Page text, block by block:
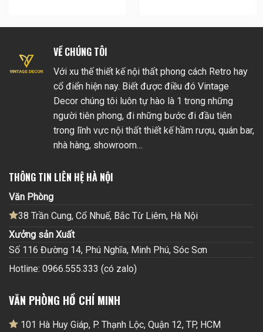
VỀ CHÚNG TÔI
Với xu thế thiết kế nội thất phong cách Retro hay
cổ điển hiện nay. Biết được điều đó Vintage
Decor chúng tôi luôn tự hào là 1 trong những
người tiên phong, đi những bước đi đầu tiên
trong lĩnh vực nội thất thiết kế hầm rượu, quán bar,
nhà hàng, showroom…
THÔNG TIN LIÊN HỆ HÀ NỘI
Văn Phòng
38 Trần Cung, Cổ Nhuế, Bắc Từ Liêm, Hà Nội
Xưởng sản Xuất
Số 116 Đường 14, Phú Nghĩa, Minh Phú, Sóc Sơn
Hotline: 0966.555.333 (có zalo)
VĂN PHÒNG HỒ CHÍ MINH
101 Hà Huy Giáp, P. Thạnh Lộc, Quận 12, TP, HCM